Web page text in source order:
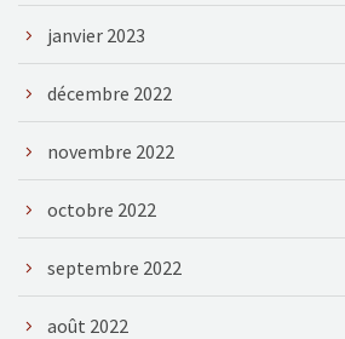
janvier 2023
décembre 2022
novembre 2022
octobre 2022
septembre 2022
août 2022